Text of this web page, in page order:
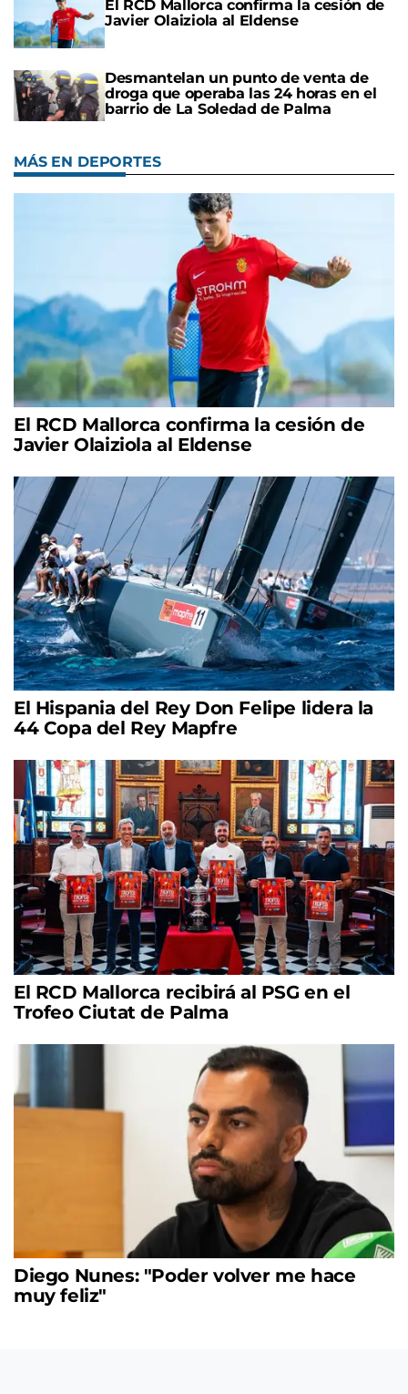
El RCD Mallorca confirma la cesión de
Javier Olaiziola al Eldense
Desmantelan un punto de venta de
droga que operaba las 24 horas en el
barrio de La Soledad de Palma
MÁS EN DEPORTES
El RCD Mallorca confirma la cesión de
Javier Olaiziola al Eldense
El Hispania del Rey Don Felipe lidera la
44 Copa del Rey Mapfre
El RCD Mallorca recibirá al PSG en el
Trofeo Ciutat de Palma
Diego Nunes: "Poder volver me hace
muy feliz"